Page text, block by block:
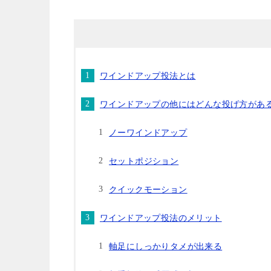
ワインドアップ投法とは
ワインドアップの他にはどんな投げ方があ
ノーワインドアップ
セットポジション
クイックモーション
ワインドアップ投法のメリット
軸足にしっかりタメが出来る